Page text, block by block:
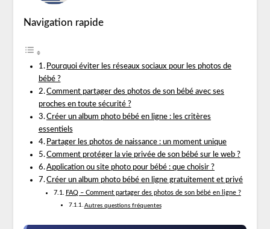
Navigation rapide
Pourquoi éviter les réseaux sociaux pour les photos de
bébé ?
Comment partager des photos de son bébé avec ses
proches en toute sécurité ?
Créer un album photo bébé en ligne : les critères
essentiels
Partager les photos de naissance : un moment unique
Comment protéger la vie privée de son bébé sur le web ?
Application ou site photo pour bébé : que choisir ?
Créer un album photo bébé en ligne gratuitement et privé
FAQ – Comment partager des photos de son bébé en ligne ?
Autres questions fréquentes